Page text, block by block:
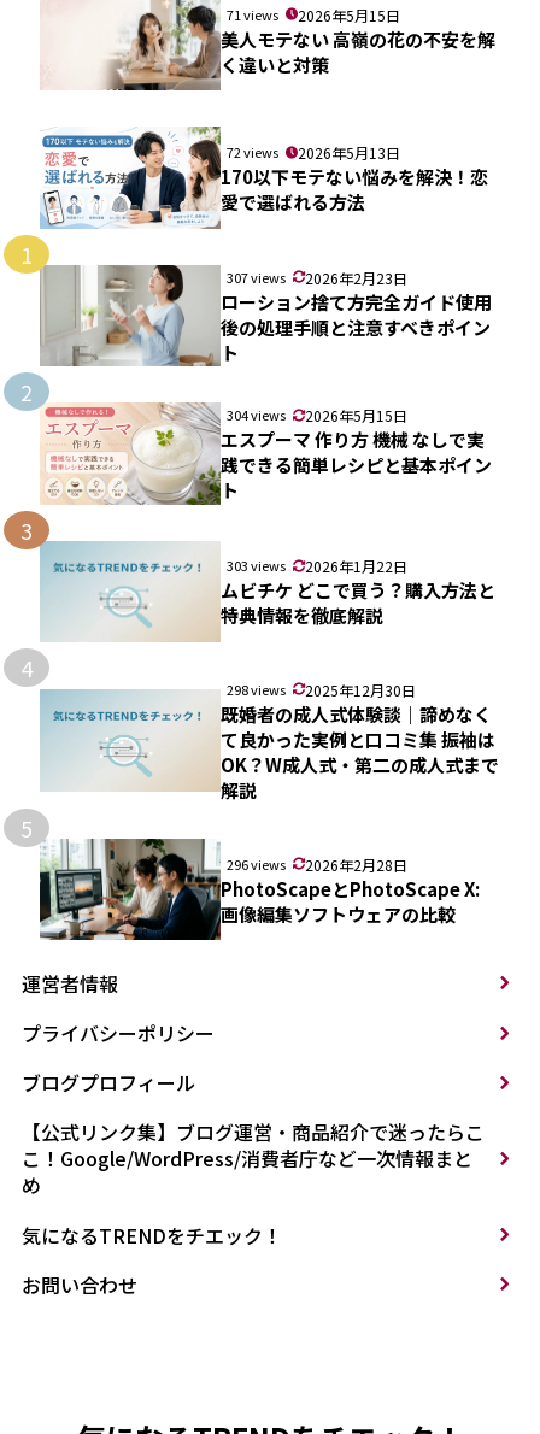
71 views 2026年5月15日
美人モテない 高嶺の花の不安を解
く違いと対策
72 views 2026年5月13日
170以下モテない悩みを解決！恋
愛で選ばれる方法
1
307 views 2026年2月23日
ローション捨て方完全ガイド使用
後の処理手順と注意すべきポイン
ト
2
304 views 2026年5月15日
エスプーマ 作り方 機械 なしで実
践できる簡単レシピと基本ポイン
ト
3
303 views 2026年1月22日
ムビチケ どこで買う？購入方法と
特典情報を徹底解説
4
298 views 2025年12月30日
既婚者の成人式体験談｜諦めなく
て良かった実例と口コミ集 振袖は
OK？W成人式・第二の成人式まで
解説
5
296 views 2026年2月28日
PhotoScapeとPhotoScape X:
画像編集ソフトウェアの比較
運営者情報
プライバシーポリシー
ブログプロフィール
【公式リンク集】ブログ運営・商品紹介で迷ったらこ
こ！Google/WordPress/消費者庁など一次情報まと
め
気になるTRENDをチエック！
お問い合わせ